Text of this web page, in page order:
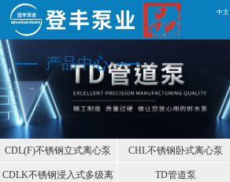
中文
产品中心
CDL(F)不锈钢立式离心泵 CHL不锈钢卧式离心泵
CDLK不锈钢浸入式多级离 TD管道泵